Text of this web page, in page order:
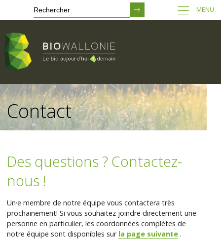
Passer
au
contenu
principal
MENU
Contact
Des questions ? Contactez-
nous !
Un·e membre de notre équipe vous contactera très
prochainement! Si vous souhaitez joindre directement une
personne en particulier, les coordonnées complètes de
notre équipe sont disponibles sur la page suivante .